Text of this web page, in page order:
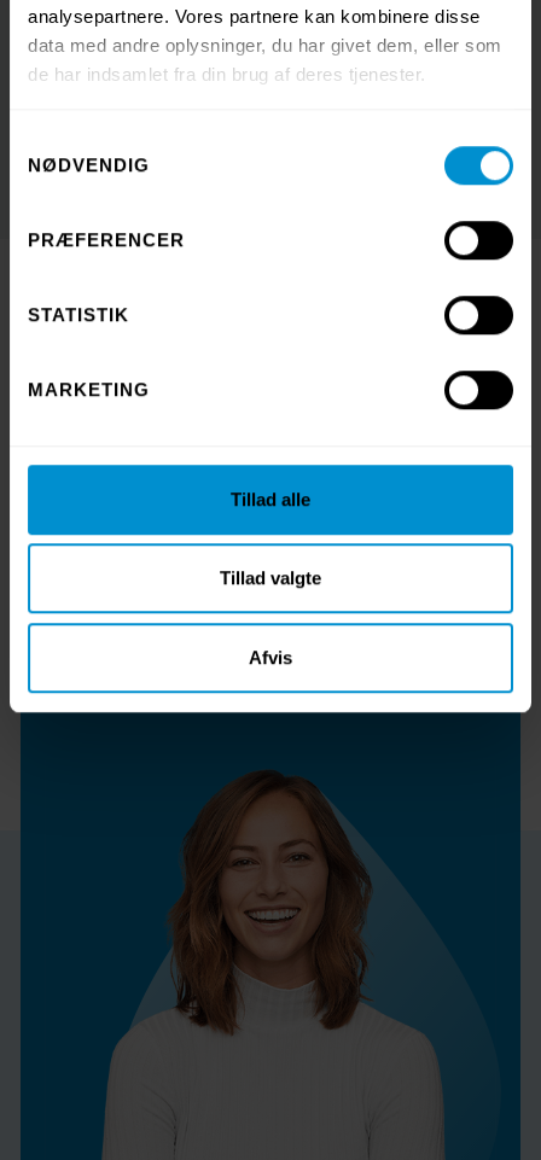
analysepartnere. Vores partnere kan kombinere disse
data med andre oplysninger, du har givet dem, eller som
de har indsamlet fra din brug af deres tjenester.
NØDVENDIG
PRÆFERENCER
STATISTIK
MARKETING
Tillad alle
Tillad valgte
Afvis
Ladda hem guiden
Kontakt